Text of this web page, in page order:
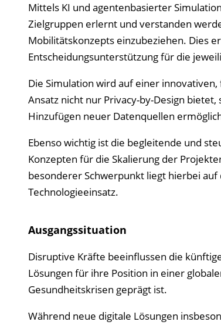
Mittels KI und agentenbasierter
Zielgruppen erlernt und verstanden
Mobilitätskonzepts einzubeziehen. Dies
Entscheidungsunterstützung für die
Die Simulation wird auf einer
Ansatz nicht nur Privacy-by-Design
Hinzufügen neuer Datenquellen
Ebenso wichtig ist die begleitende und
Konzepten für die Skalierung der
besonderer Schwerpunkt liegt hierbei
Technologieeinsatz.
Ausgangssituation
Disruptive Kräfte beeinflussen die
Lösungen für ihre Position in einer
Gesundheitskrisen geprägt ist.
Während neue digitale Lösungen